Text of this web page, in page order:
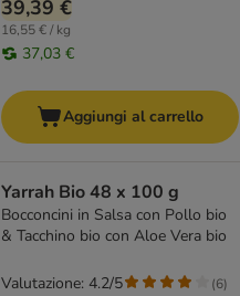
39,39 €
16,55 € / kg
37,03 €
Aggiungi al carrello
Yarrah Bio 48 x 100 g
Bocconcini in Salsa con Pollo bio
& Tacchino bio con Aloe Vera bio
Valutazione: 4.2/5 (6)